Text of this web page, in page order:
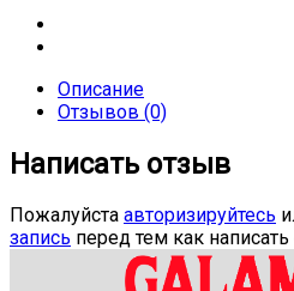
Описание
Отзывов (0)
Написать отзыв
Пожалуйста авторизируйтесь
запись перед тем как